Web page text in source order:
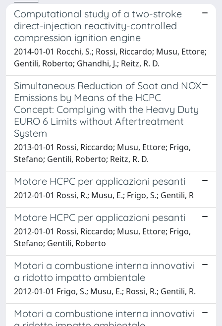
Computational study of a two-stroke
direct-injection reactivity-controlled
compression ignition engine
2014-01-01 Rocchi, S.; Rossi, Riccardo; Musu, Ettore;
Gentili, Roberto; Ghandhi, J.; Reitz, R. D.
Simultaneous Reduction of Soot and NOX
Emissions by Means of the HCPC
Concept: Complying with the Heavy Duty
EURO 6 Limits without Aftertreatment
System
2013-01-01 Rossi, Riccardo; Musu, Ettore; Frigo,
Stefano; Gentili, Roberto; Reitz, R. D.
Motore HCPC per applicazioni pesanti
2012-01-01 Rossi, R.; Musu, E.; Frigo, S.; Gentili, R
Motore HCPC per applicazioni pesanti
2012-01-01 Rossi, Riccardo; Musu, Ettore; Frigo,
Stefano; Gentili, Roberto
Motori a combustione interna innovativi
a ridotto impatto ambientale
2012-01-01 Frigo, S.; Musu, E.; Rossi, R.; Gentili, R.
Motori a combustione interna innovativi